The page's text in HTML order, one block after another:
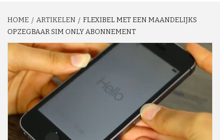
HOME ARTIKELEN
FLEXIBEL MET EEN MAANDELIJKS
OPZEGBAAR SIM ONLY ABONNEMENT